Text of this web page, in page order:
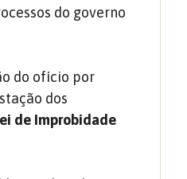
do governo
do ofício por
dos
de Improbidade